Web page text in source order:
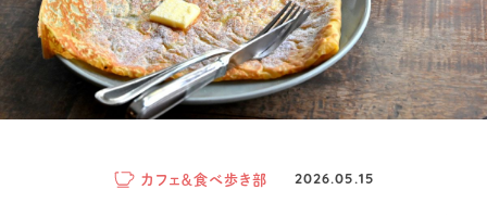
カフェ＆食べ歩き部 2026.05.15